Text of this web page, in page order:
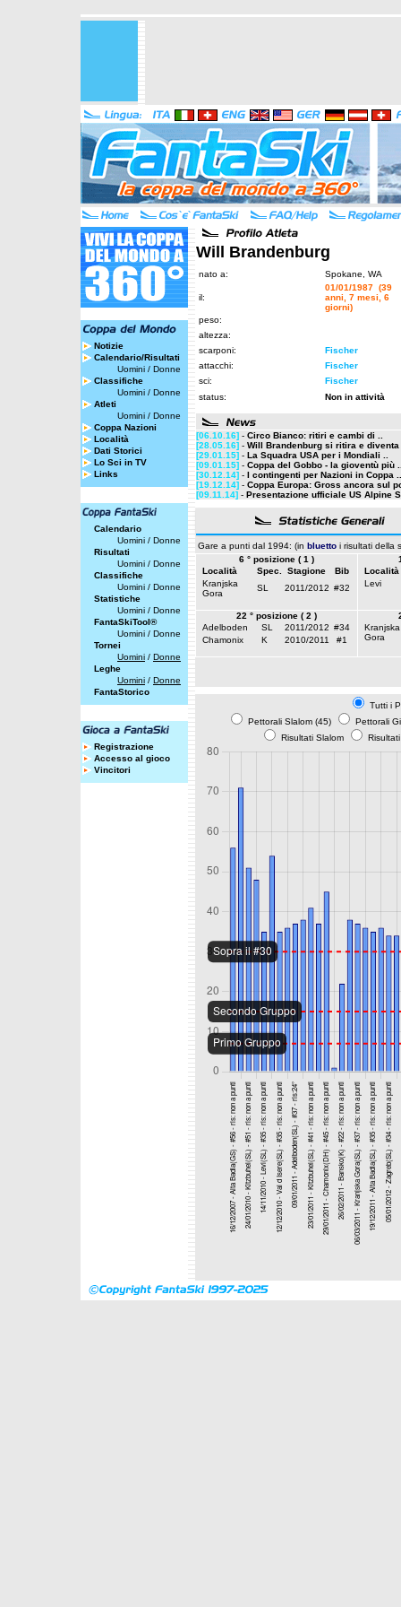
Notizie
Calendario/Risultati
Uomini / Donne
Classifiche
Uomini / Donne
Atleti
Uomini / Donne
Coppa Nazioni
Località
Dati Storici
Lo Sci in TV
Links
Calendario
Uomini / Donne
Risultati
Uomini / Donne
Classifiche
Uomini / Donne
Statistiche
Uomini / Donne
FantaSkiTool®
Uomini / Donne
Tornei
Uomini / Donne
Leghe
Uomini / Donne
FantaStorico
Registrazione
Accesso al gioco
Vincitori
Will Brandenburg
nato a: Spokane, WA
il:
01/01/1987 (39
anni, 7 mesi, 6
giorni)
peso:
altezza:
scarponi:
Fischer
attacchi:
Fischer
sci:
Fischer
status:
Non in attività
[06.10.16] - Circo Bianco: ritiri e cambi di ..
[28.05.16] - Will Brandenburg si ritira e diventa
[29.01.15] - La Squadra USA per i Mondiali ..
[09.01.15] - Coppa del Gobbo - la gioventù più
[30.12.14] - I contingenti per Nazioni in Coppa ..
[19.12.14] - Coppa Europa: Gross ancora sul
[09.11.14] - Presentazione ufficiale US Alpine
Gare a punti dal 1994: (in bluetto i risultati della
6 ° posizione ( 1 )
Località
Spec. Stagione
Bib
Kranjska
Gora
SL 2011/2012 #32
Località
Levi
22 ° posizione ( 2 )
Adelboden
SL 2011/2012 #34
Chamonix
K 2010/2011 #1
Kranjska
Gora
Tutti i
Pettorali Slalom (45)
Pettorali
Risultati Slalom